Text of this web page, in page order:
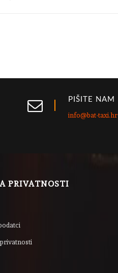
PIŠITE NAM
info@bat-taxi.hr
PRIVATNOSTI